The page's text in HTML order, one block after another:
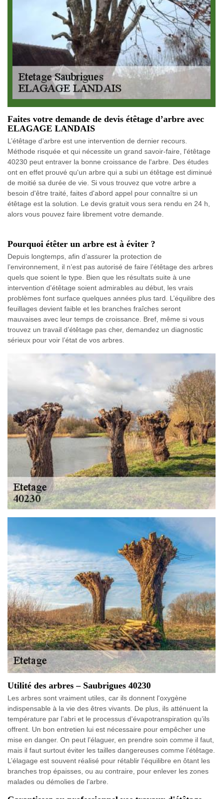
Faites votre demande de devis étêtage d’arbre avec
ELAGAGE LANDAIS
L’étêtage d’arbre est une intervention de dernier recours.
Méthode risquée et qui nécessite un grand savoir-faire, l'étêtage
40230 peut entraver la bonne croissance de l'arbre. Des études
ont en effet prouvé qu'un arbre qui a subi un étêtage est diminué
de moitié sa durée de vie. Si vous trouvez que votre arbre a
besoin d'être traité, faites d'abord appel pour connaître si un
étêtage est la solution. Le devis gratuit vous sera rendu en 24 h,
alors vous pouvez faire librement votre demande.
Pourquoi étêter un arbre est à éviter ?
Depuis longtemps, afin d’assurer la protection de
l’environnement, il n’est pas autorisé de faire l’étêtage des arbres
quels que soient le type. Bien que les résultats suite à une
intervention d'étêtage soient admirables au début, les vrais
problèmes font surface quelques années plus tard. L’équilibre des
feuillages devient faible et les branches fraîches seront
mauvaises avec leur temps de croissance. Bref, même si vous
trouvez un travail d’étêtage pas cher, demandez un diagnostic
sérieux pour voir l’état de vos arbres.
Utilité des arbres – Saubrigues 40230
Les arbres sont vraiment utiles, car ils donnent l'oxygène
indispensable à la vie des êtres vivants. De plus, ils atténuent la
température par l’abri et le processus d'évapotranspiration qu’ils
offrent. Un bon entretien lui est nécessaire pour empêcher une
mise en danger. On peut l’élaguer, en prendre soin comme il faut,
mais il faut surtout éviter les tailles dangereuses comme l’étêtage.
L’élagage est souvent réalisé pour rétablir l’équilibre en ôtant les
branches trop épaisses, ou au contraire, pour enlever les zones
malades ou démolies de l’arbre.